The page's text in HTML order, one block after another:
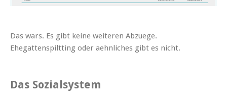
Das wars. Es gibt keine weiteren Abzuege.
Ehegattenspiltting oder aehnliches gibt es nicht.
Das Sozialsystem